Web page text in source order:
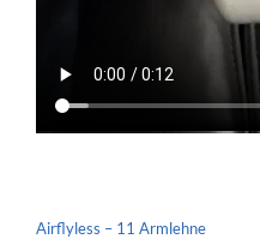
Airflyless – 11 Armlehne